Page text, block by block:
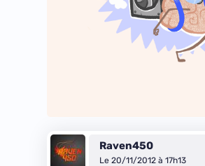
Raven450
Le 20/11/2012 à 17h13